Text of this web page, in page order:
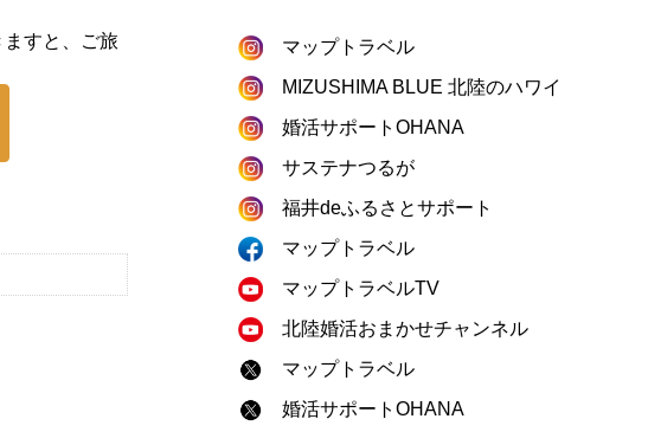
すと、ご旅
マップトラベル
MIZUSHIMA BLUE 北陸のハワイ
婚活サポートOHANA
サステナつるが
福井deふるさとサポート
マップトラベル
マップトラベルTV
北陸婚活おまかせチャンネル
マップトラベル
婚活サポートOHANA